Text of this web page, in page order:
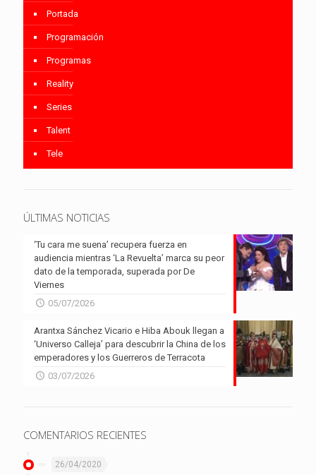
Portada
Programación
Programas
Reality
Series
Talent
Tele
ÚLTIMAS NOTICIAS
‘Tu cara me suena’ recupera fuerza en
audiencia mientras ‘La Revuelta’ marca su peor
dato de la temporada, superada por De
Viernes
05/07/2026
Arantxa Sánchez Vicario e Hiba Abouk llegan a
‘Universo Calleja’ para descubrir la China de los
emperadores y los Guerreros de Terracota
03/07/2026
COMENTARIOS RECIENTES
26/04/2020